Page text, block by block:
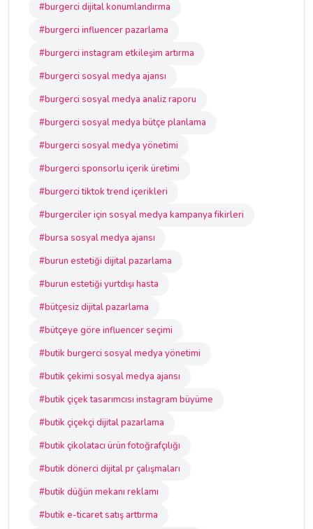
#burgerci dijital konumlandırma
#burgerci influencer pazarlama
#burgerci instagram etkileşim artırma
#burgerci sosyal medya ajansı
#burgerci sosyal medya analiz raporu
#burgerci sosyal medya bütçe planlama
#burgerci sosyal medya yönetimi
#burgerci sponsorlu içerik üretimi
#burgerci tiktok trend içerikleri
#burgerciler için sosyal medya kampanya fikirleri
#bursa sosyal medya ajansı
#burun estetiği dijital pazarlama
#burun estetiği yurtdışı hasta
#bütçesiz dijital pazarlama
#bütçeye göre influencer seçimi
#butik burgerci sosyal medya yönetimi
#butik çekimi sosyal medya ajansı
#butik çiçek tasarımcısı instagram büyüme
#butik çiçekçi dijital pazarlama
#butik çikolatacı ürün fotoğrafçılığı
#butik dönerci dijital pr çalışmaları
#butik düğün mekanı reklamı
#butik e-ticaret satış arttırma